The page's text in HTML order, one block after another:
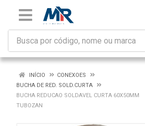
INÍCIO
CONEXOES
BUCHA DE RED. SOLD.CURTA
BUCHA REDUCAO SOLDAVEL CURTA 60X50MM
TUBOZAN